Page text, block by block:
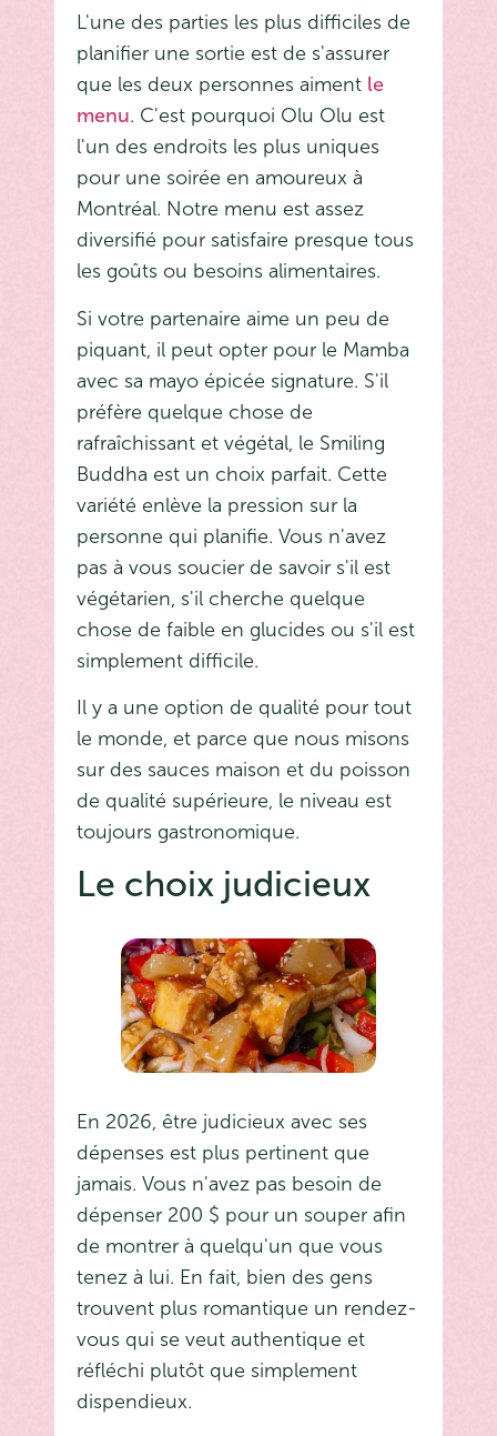
L'une des parties les plus difficiles de
planifier une sortie est de s'assurer
que les deux personnes aiment le
menu. C'est pourquoi Olu Olu est
l'un des endroits les plus uniques
pour une soirée en amoureux à
Montréal. Notre menu est assez
diversifié pour satisfaire presque tous
les goûts ou besoins alimentaires.
Si votre partenaire aime un peu de
piquant, il peut opter pour le Mamba
avec sa mayo épicée signature. S'il
préfère quelque chose de
rafraîchissant et végétal, le Smiling
Buddha est un choix parfait. Cette
variété enlève la pression sur la
personne qui planifie. Vous n'avez
pas à vous soucier de savoir s'il est
végétarien, s'il cherche quelque
chose de faible en glucides ou s'il est
simplement difficile.
Il y a une option de qualité pour tout
le monde, et parce que nous misons
sur des sauces maison et du poisson
de qualité supérieure, le niveau est
toujours gastronomique.
Le choix judicieux
En 2026, être judicieux avec ses
dépenses est plus pertinent que
jamais. Vous n'avez pas besoin de
dépenser 200 $ pour un souper afin
de montrer à quelqu'un que vous
tenez à lui. En fait, bien des gens
trouvent plus romantique un rendez-
vous qui se veut authentique et
réfléchi plutôt que simplement
dispendieux.